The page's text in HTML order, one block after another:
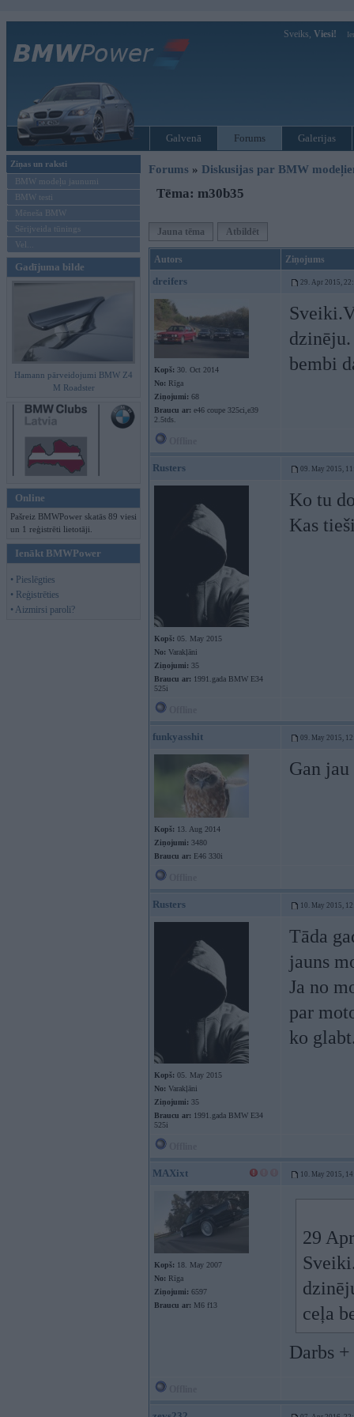
Sveiks, Viesi!
Galvenā Forums Galerijas
Ziņas un raksti
BMW modeļu jaunumi
BMW testi
Mēneša BMW
Sērijveida tūnings
Vel...
Gadījuma bilde
Hamann pārveidojumi BMW Z4
M Roadster
Online
Pašreiz BMWPower skatās 89 viesi
un 1 reģistrēti lietotāji.
Ienākt BMWPower
• Pieslēgties
• Reģistrēties
• Aizmirsi paroli?
Forums » Diskusijas par BMW
Tēma: m30b35
Jauna tēma Atbildēt
Autors Ziņojums
dreifers 29. Apr 2015,
Kopš: 30. Oct 2014
No: Rīga
Ziņojumi: 68
Braucu ar: e46 coupe 325ci,e39
2.5tds.
bembi
Rusters 09. May 2015,
Kopš: 05. May 2015
No: Varakļāni
Ziņojumi: 35
Braucu ar: 1991.gada BMW E34
525i
Ko tu
Kas
funkyasshit 09. May 2015,
Kopš: 13. Aug 2014
Ziņojumi: 3480
Braucu ar: E46 330i
Gan
Rusters 10. May 2015,
Kopš: 05. May 2015
No: Varakļāni
Ziņojumi: 35
Braucu ar: 1991.gada BMW E34
525i
Tāda
jauns
Ja no
par
ko
MAXixt 10. May 2015,
Kopš: 18. May 2007
No: Rīga
Ziņojumi: 6597
Braucu ar: M6 f13
29
ceļa
Darbs